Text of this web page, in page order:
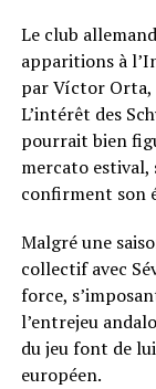
Le club
apparitions à
par Víctor Orta,
L’intérêt des
pourrait bien
mercato estival,
confirment son
Malgré une
collectif avec
force,
l’entrejeu
du jeu font de
européen.